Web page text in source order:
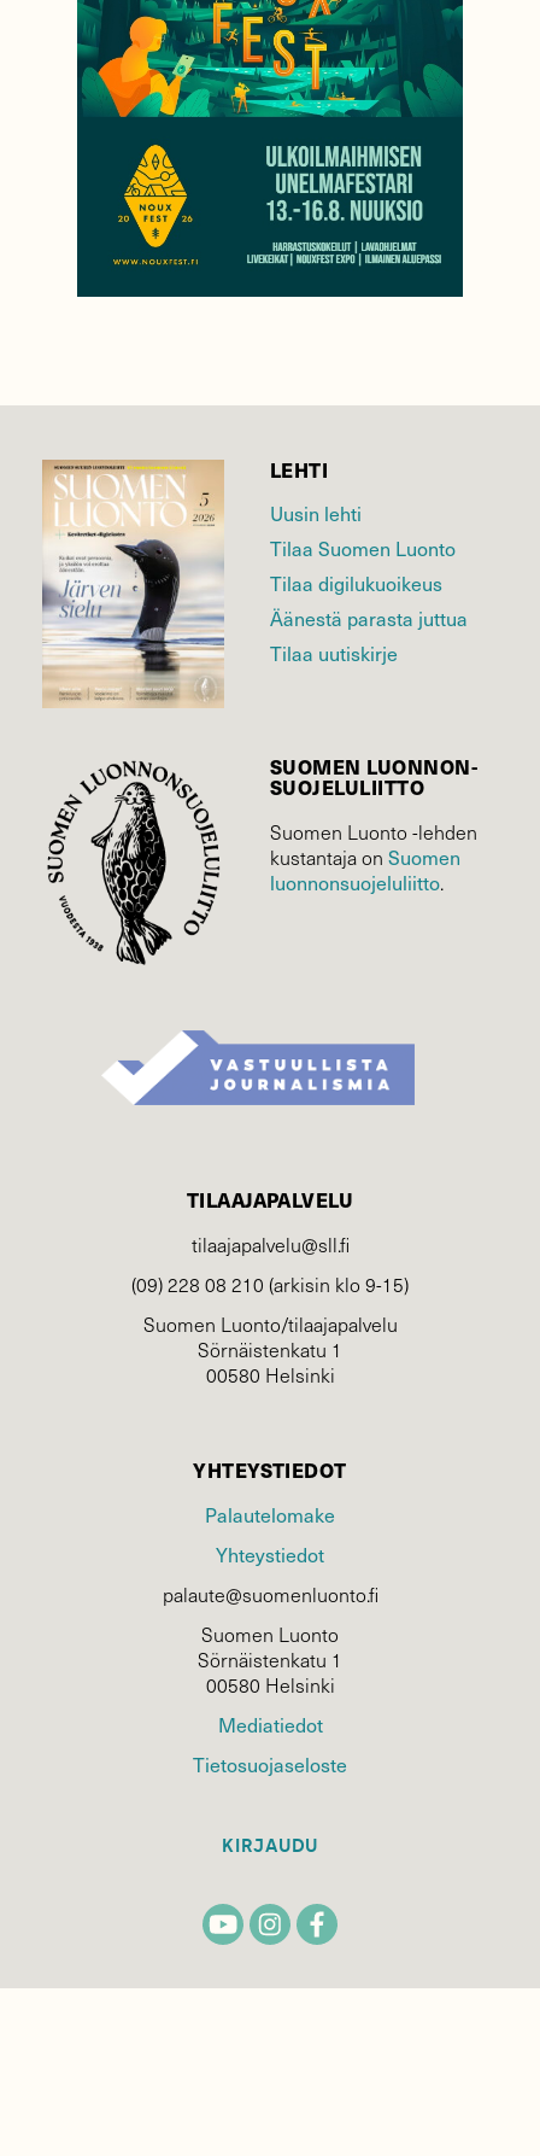
LEHTI
Uusin lehti
Tilaa Suomen Luonto
Tilaa digilukuoikeus
Äänestä parasta juttua
Tilaa uutiskirje
SUOMEN LUONNON­
SUOJELU­LIITTO
Suomen Luonto -lehden
kustantaja on Suomen
luonnonsuojelu­liitto.
TILAAJAPALVELU
tilaajapalvelu@sll.fi
(09) 228 08 210 (arkisin klo 9-15)
Suomen Luonto/tilaajapalvelu
Sörnäistenkatu 1
00580 Helsinki
YHTEYSTIEDOT
Palautelomake
Yhteystiedot
palaute@suomenluonto.fi
Suomen Luonto
Sörnäistenkatu 1
00580 Helsinki
Mediatiedot
Tietosuojaseloste
KIRJAUDU